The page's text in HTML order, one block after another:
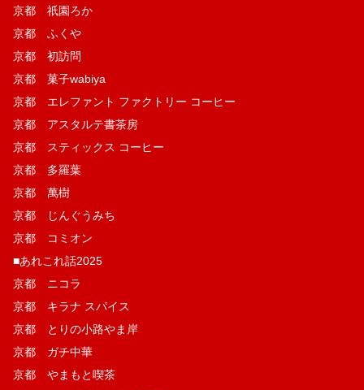
京都 祇園ろか
京都 ふくや
京都 初訪問
京都 菓子wabiya
京都 エレファント ファクトリー コーヒー
京都 アスタルテ書茶房
京都 スティックス コーヒー
京都 多羅葉
京都 萬樹
京都 じんぐうみち
京都 コミオン
■あれこれ話2025
京都 ニコラ
京都 キラナ スパイス
京都 とりの小路やま岸
京都 ガチ中華
京都 やまもと喫茶